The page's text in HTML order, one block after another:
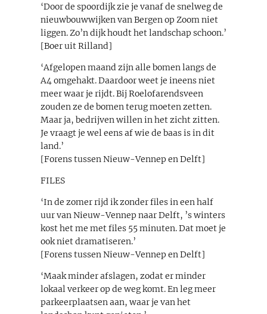
‘Door de spoordijk zie je vanaf de snelweg de
nieuwbouwwijken van Bergen op Zoom niet
liggen. Zo’n dijk houdt het landschap schoon.’
[Boer uit Rilland]
‘Afgelopen maand zijn alle bomen langs de
A4 omgehakt. Daardoor weet je ineens niet
meer waar je rijdt. Bij Roelofarendsveen
zouden ze de bomen terug moeten zetten.
Maar ja, bedrijven willen in het zicht zitten.
Je vraagt je wel eens af wie de baas is in dit
land.’
[Forens tussen Nieuw-Vennep en Delft]
FILES
‘In de zomer rijd ik zonder files in een half
uur van Nieuw-Vennep naar Delft, ’s winters
kost het me met files 55 minuten. Dat moet je
ook niet dramatiseren.’
[Forens tussen Nieuw-Vennep en Delft]
‘Maak minder afslagen, zodat er minder
lokaal verkeer op de weg komt. En leg meer
parkeerplaatsen aan, waar je van het